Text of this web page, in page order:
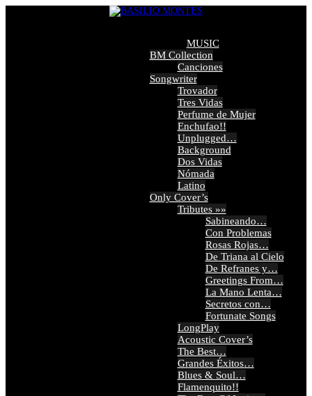
MUSIC
BM Collection
Canciones
Songwriter
Trovador
Tres Vidas
Perfume de Mujer
Enchufao!!
Unplugged…
Background
Dos Vidas
Nómada
Latino
Only Cover’s
Tributes »»
Sabineando…
Con Problemas
Rosas Rojas…
De Triana al Cielo
De Refranes y…
Greetings From…
La Mano Lenta…
Secretos con…
Fortunate Songs
LongPlay
Acoustic Cover’s
The Best…
Grandes Éxitos…
Blues & Soul…
Flamenquito!!